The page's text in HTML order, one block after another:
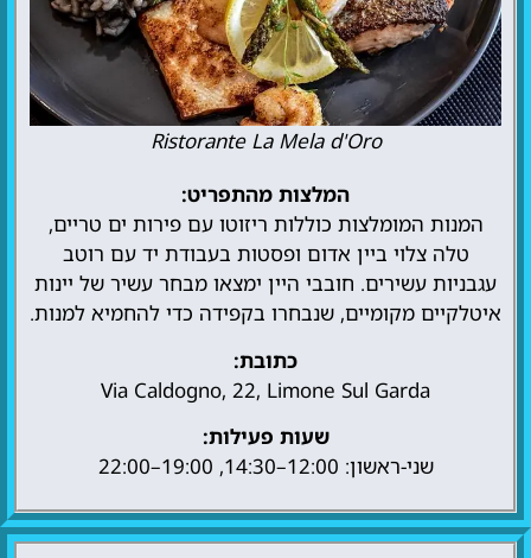
Ristorante La Mela d'Oro
המלצות מהתפריט:
המנות המומלצות כוללות ריזוטו עם פירות ים טריים,
טלה צלוי ביין אדום ופסטות בעבודת יד עם רוטב
עגבניות עשירים. חובבי היין ימצאו מבחר עשיר של יינות
איטלקיים מקומיים, שנבחרו בקפידה כדי להחמיא למנות.
כתובת:
Via Caldogno, 22, Limone Sul Garda
שעות פעילות:
שני-ראשון: 12:00–14:30, 19:00–22:00